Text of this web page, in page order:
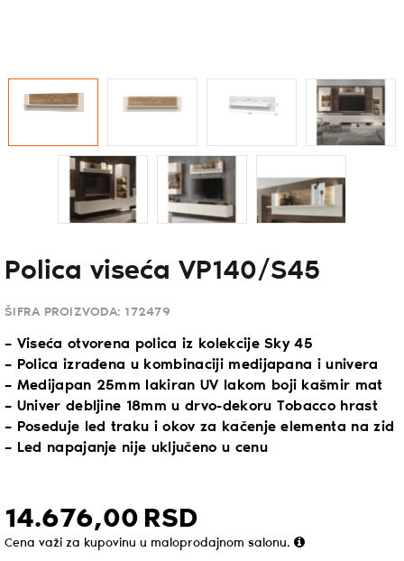
Polica viseća VP140/S45
ŠIFRA PROIZVODA: 172479
– Viseća otvorena polica iz kolekcije Sky 45
– Polica izrađena u kombinaciji medijapana i univera
– Medijapan 25mm lakiran UV lakom boji kašmir mat
– Univer debljine 18mm u drvo-dekoru Tobacco hrast
– Poseduje led traku i okov za kačenje elementa na zid
– Led napajanje nije uključeno u cenu
14.676,00 RSD
Cena važi za kupovinu u maloprodajnom salonu.